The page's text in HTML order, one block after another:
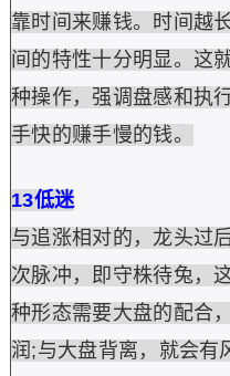
靠时间来赚钱。时间越
间的特性十分明显。这
种操作，强调盘感和执
手快的赚手慢的钱。
13低迷
与追涨相对的，龙头过
次脉冲，即守株待兔，
种形态需要大盘的配合
润;与大盘背离，就会有